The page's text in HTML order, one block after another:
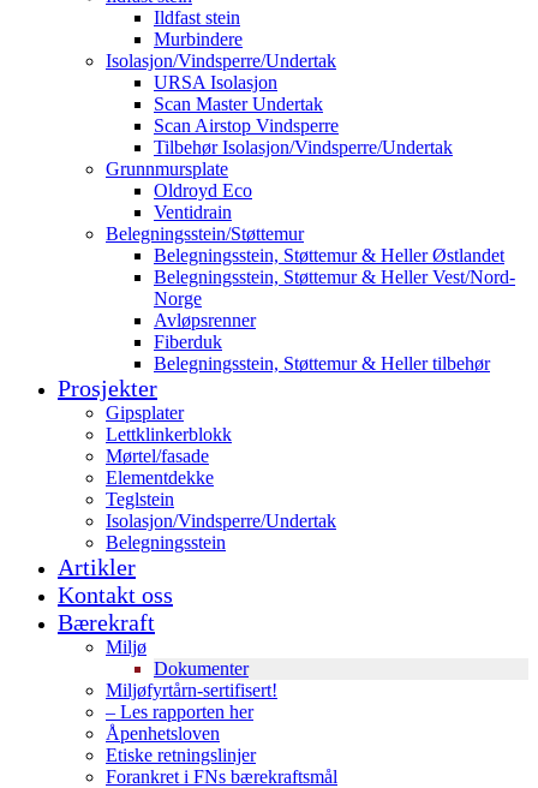
Ildfast stein
Murbindere
Isolasjon/Vindsperre/Undertak
URSA Isolasjon
Scan Master Undertak
Scan Airstop Vindsperre
Tilbehør Isolasjon/Vindsperre/Undertak
Grunnmursplate
Oldroyd Eco
Ventidrain
Belegningsstein/Støttemur
Belegningsstein, Støttemur & Heller Østlandet
Belegningsstein, Støttemur & Heller Vest/Nord-
Norge
Avløpsrenner
Fiberduk
Belegningsstein, Støttemur & Heller tilbehør
Prosjekter
Gipsplater
Lettklinkerblokk
Mørtel/fasade
Elementdekke
Teglstein
Isolasjon/Vindsperre/Undertak
Belegningsstein
Artikler
Kontakt oss
Bærekraft
Miljø
Dokumenter
Miljøfyrtårn-sertifisert!
– Les rapporten her
Åpenhetsloven
Etiske retningslinjer
Forankret i FNs bærekraftsmål